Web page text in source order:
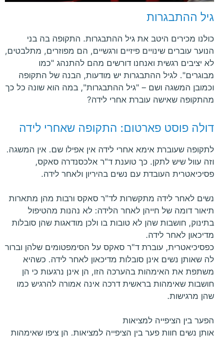
גיל ההתבגרות
כולנו מכירים היטב את גיל ההתבגרות. התקופה בה בני
הנוער עוברים שינויים פיזיים ורגשיים, הם מפוזרים, מתלבטים,
לא יציבים רגשית ואנחנו דורשים מהם להתנהג "כמו
מבוגרים". לגיל ההתבגרות יש מודעות, הבנה של התקופה
וכמובן המשגה ושם – "גיל ההתבגרות", במה הוא שונה כל כך
מהתקופה שאישה עוברת אחרי לידה?
דולה פוסט פארטום: התקופה שאחרי לידה
לתקופה שעוברת אימא אחרי לידה אין אפילו שם. אין המשגה.
וזה עוול שיש לתקן. כך טוענת ד"ר אלכסנדרה סאקס,
פסיכיאטרית העובדת עם נשים בהיריון ולאחר לידה.
נשים לאחר לידה מתקשרות לד"ר סאקס ורבות מהן מתארות
תיאור דומה של חייהן לאחר הלידה: לא נהנות מהטיפול
בתינוק, חושבות שהן לא טובות בו ולכן מודאגות שהן סובלות
מדיכאון לאחר לידה.
כפסיכיאטרית, עוברת ד"ר סאקס על הסימפטומים שלהן וברור
לה שאותן נשים אינן סובלות מדיכאון לאחר לידה. כשהיא
משתפת את האימהות בהערכה הזו, הן אינן נרגעות כי הן
חושבות שאימהות בראשית דרכה אינה אמורה להרגיש כמו
שהן מרגישות.
הפער בין הציפייה למציאות
אותן נשים חוות פער בין הציפייה למציאות. הן ציפו שאימהות